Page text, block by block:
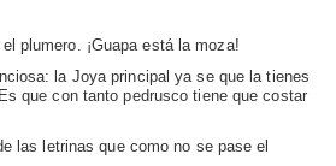
plumero. ¡Guapa está la moza!
la Joya principal ya se que la tienes
que con tanto pedrusco tiene que costar
las letrinas que como no se pase el